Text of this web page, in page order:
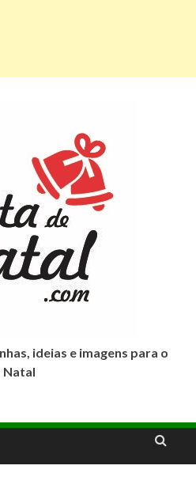
ideias e imagens para o
Natal